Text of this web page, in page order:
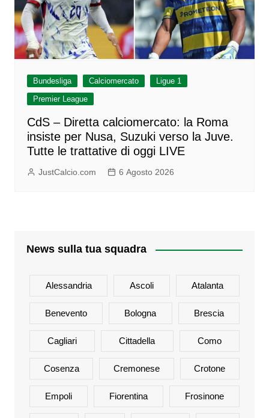
Bundesliga Calciomercato
Ligue 1
Premier League
CdS – Diretta calciomercato: la Roma
insiste per Nusa, Suzuki verso la Juve.
Tutte le trattative di oggi LIVE
JustCalcio.com 6 Agosto 2026
News sulla tua squadra
Alessandria Ascoli Atalanta
Benevento Bologna Brescia
Cagliari Cittadella Como
Cosenza Cremonese Crotone
Empoli Fiorentina Frosinone